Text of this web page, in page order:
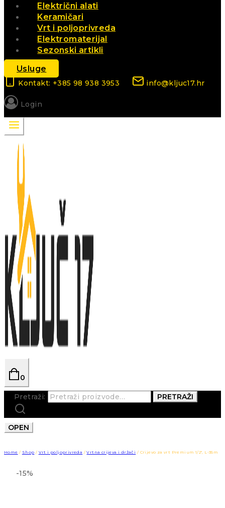
Električni alati
Keramičari
Vrt i poljoprivreda
Elektromaterijal
Sezonski artikli
Usluge
Kontakt: +385 98 938 3953 info@kljuc17.hr
Login
0
Pretraži: PRETRAŽI
OPEN
Home / Shop / Vrt i poljoprivreda / Vrtna crijeva i držači / Crijevo za vrt Premium 1/2″, L-35m
-15%